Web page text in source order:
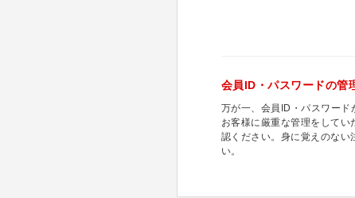
会員ID・パスワードの管
万が一、会員ID・パスワード
お客様に厳重な管理をして
認ください。身に覚えのない
い。